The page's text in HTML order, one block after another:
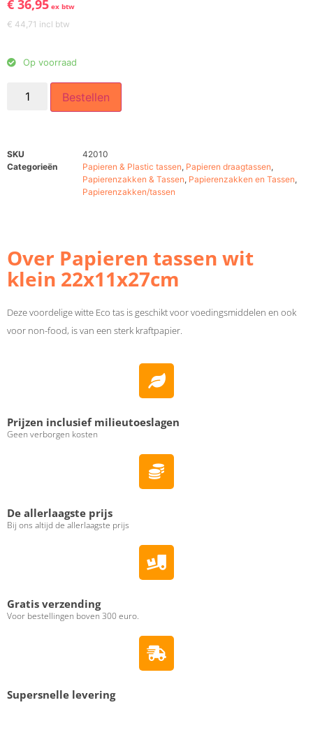
€ 36,95 ex btw
€ 44,71 incl btw
Op voorraad
Bestellen
SKU
42010
Categorieën
Papieren & Plastic tassen, Papieren draagtassen,
Papierenzakken & Tassen, Papierenzakken en Tassen,
Papierenzakken/tassen
Over Papieren tassen wit
klein 22x11x27cm
Deze voordelige witte Eco tas is geschikt voor voedingsmiddelen en ook
voor non-food, is van een sterk kraftpapier.
Prijzen inclusief milieutoeslagen
Geen verborgen kosten
De allerlaagste prijs
Bij ons altijd de allerlaagste prijs
Gratis verzending
Voor bestellingen boven 300 euro.
Supersnelle levering